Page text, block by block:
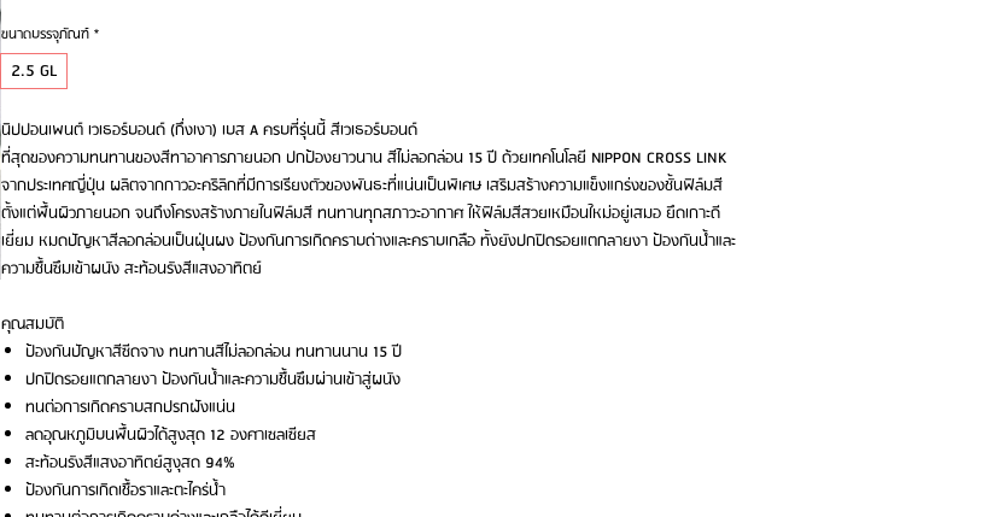
ขนาดบรรจุภัณฑ์ *
2.5 GL
นิปปอนเพนต์ เวเธอร์บอนด์ (กึ่งเงา) เบส A ครบที่รุ่นนี้ สีเวเธอร์บอนด์
ที่สุดของความทนทานของสีทาอาคารภายนอก ปกป้องยาวนาน สีไม่ลอกล่อน 15 ปี ด้วยเทคโนโลยี NIPPON CROSS LINK
จากประเทศญี่ปุ่น ผลิตจากกาวอะคริลิกที่มีการเรียงตัวของพันธะที่แน่นเป็นพิเศษ เสริมสร้างความแข็งแกร่งของชั้นฟิล์มสี
ตั้งแต่พื้นผิวภายนอก จนถึงโครงสร้างภายในฟิล์มสี ทนทานทุกสภาวะอากาศ ให้ฟิล์มสีสวยเหมือนใหม่อยู่เสมอ ยึดเกาะดี
เยี่ยม หมดปัญหาสีลอกล่อนเป็นฝุ่นผง ป้องกันการเกิดคราบด่างและคราบเกลือ ทั้งยังปกปิดรอยแตกลายงา ป้องกันน้ำและ
ความชื้นซึมเข้าผนัง สะท้อนรังสีแสงอาทิตย์
คุณสมบัติ
ป้องกันปัญหาสีซีดจาง ทนทานสีไม่ลอกล่อน ทนทานนาน 15 ปี
ปกปิดรอยแตกลายงา ป้องกันน้ำและความชื้นซึมผ่านเข้าสู่ผนัง
ทนต่อการเกิดคราบสกปรกฝังแน่น
ลดอุณหภูมิบนพื้นผิวได้สูงสุด 12 องศาเซลเซียส
สะท้อนรังสีแสงอาทิตย์สูงุสด 94%
ป้องกันการเกิดเชื้อราและตะไคร่น้ำ